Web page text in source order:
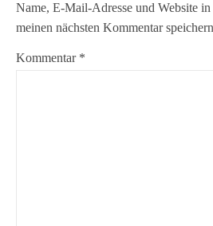
Name, E-Mail-Adresse und Website
meinen nächsten Kommentar
Kommentar *